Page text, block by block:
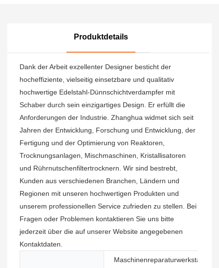
Produktdetails
Dank der Arbeit exzellenter Designer besticht der
hocheffiziente, vielseitig einsetzbare und qualitativ
hochwertige Edelstahl-Dünnschichtverdampfer mit
Schaber durch sein einzigartiges Design. Er erfüllt die
Anforderungen der Industrie. Zhanghua widmet sich seit
Jahren der Entwicklung, Forschung und Entwicklung, der
Fertigung und der Optimierung von Reaktoren,
Trocknungsanlagen, Mischmaschinen, Kristallisatoren
und Rührnutschenfiltertrocknern. Wir sind bestrebt,
Kunden aus verschiedenen Branchen, Ländern und
Regionen mit unseren hochwertigen Produkten und
unserem professionellen Service zufrieden zu stellen. Bei
Fragen oder Problemen kontaktieren Sie uns bitte
jederzeit über die auf unserer Website angegebenen
Kontaktdaten.
Maschinenreparaturwerkstätten,